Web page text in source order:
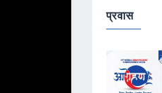
प्रवास